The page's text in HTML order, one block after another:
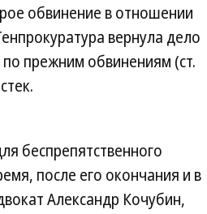
обвинение в отношении
вернула дело
прежним обвинениям (ст.
беспрепятственного
после его окончания и в
Александр Кочубин,